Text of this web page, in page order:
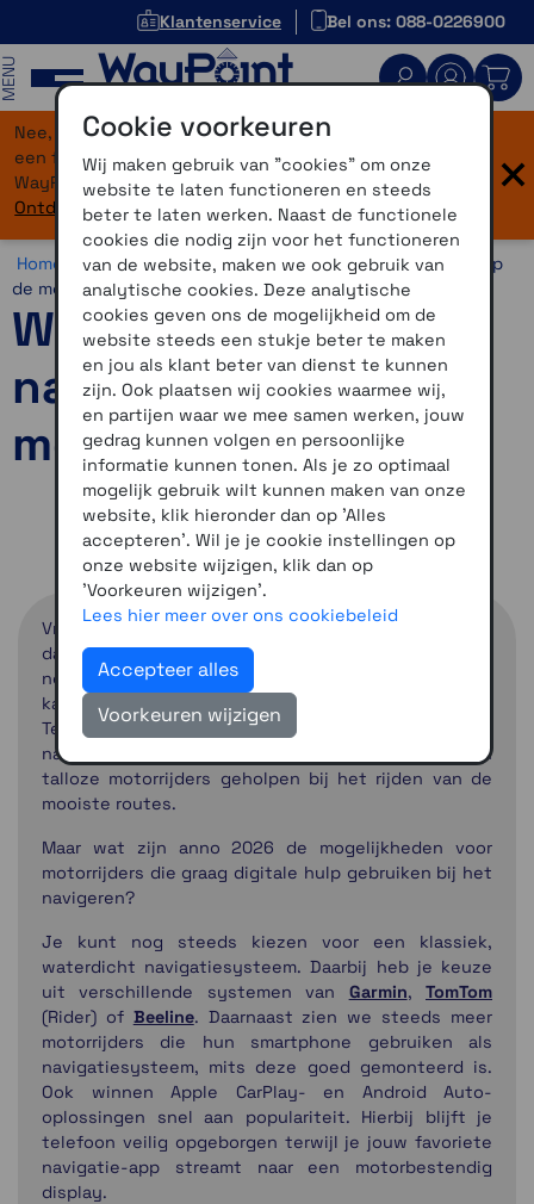
Klantenservice Bel ons: 088-0226900
Nee, je bent niet verdwaald! Onze website heeft
een flinke upgrade gekregen. Dezelfde vertrouwde
WayPoint-service, maar dan in een modern jasje.
Ontdek hier wat er allemaal nieuw is.
×
Home >Overig >Blog > Welk systeem om te navigeren op
de motor?
Welk systeem om te
navigeren op de
motor?
Vroeger was alles veel eenvoudiger. Zocht je de weg,
dan keek je op een verkeersbord. Op school kreeg je
nog topografie en veel motorrijders plakten een
kaart op de tank of gebruikten een routerol.
Tegenwoordig is dat wel anders. Waterdichte
navigatiesystemen bestaan al jaren en hebben
talloze motorrijders geholpen bij het rijden van de
mooiste routes.
Maar wat zijn anno 2026 de mogelijkheden voor
motorrijders die graag digitale hulp gebruiken bij het
navigeren?
Je kunt nog steeds kiezen voor een klassiek,
waterdicht navigatiesysteem. Daarbij heb je keuze
uit verschillende systemen van Garmin,TomTom
(Rider) of Beeline. Daarnaast zien we steeds meer
motorrijders die hun smartphone gebruiken als
navigatiesysteem, mits deze goed gemonteerd is.
Ook winnen Apple CarPlay- en Android Auto-
oplossingen snel aan populariteit. Hierbij blijft je
telefoon veilig opgeborgen terwijl je jouw favoriete
navigatie-app streamt naar een motorbestendig
display.
Cookie voorkeuren
Wij maken gebruik van "cookies" om onze
website te laten functioneren en steeds
beter te laten werken. Naast de functionele
cookies die nodig zijn voor het functioneren
van de website, maken we ook gebruik van
analytische cookies. Deze analytische
cookies geven ons de mogelijkheid om de
website steeds een stukje beter te maken
en jou als klant beter van dienst te kunnen
zijn. Ook plaatsen wij cookies waarmee wij,
en partijen waar we mee samen werken, jouw
gedrag kunnen volgen en persoonlijke
informatie kunnen tonen. Als je zo optimaal
mogelijk gebruik wilt kunnen maken van onze
website, klik hieronder dan op 'Alles
accepteren'. Wil je je cookie instellingen op
onze website wijzigen, klik dan op
'Voorkeuren wijzigen'.
Lees hier meer over ons cookiebeleid
Accepteer alles
Voorkeuren wijzigen